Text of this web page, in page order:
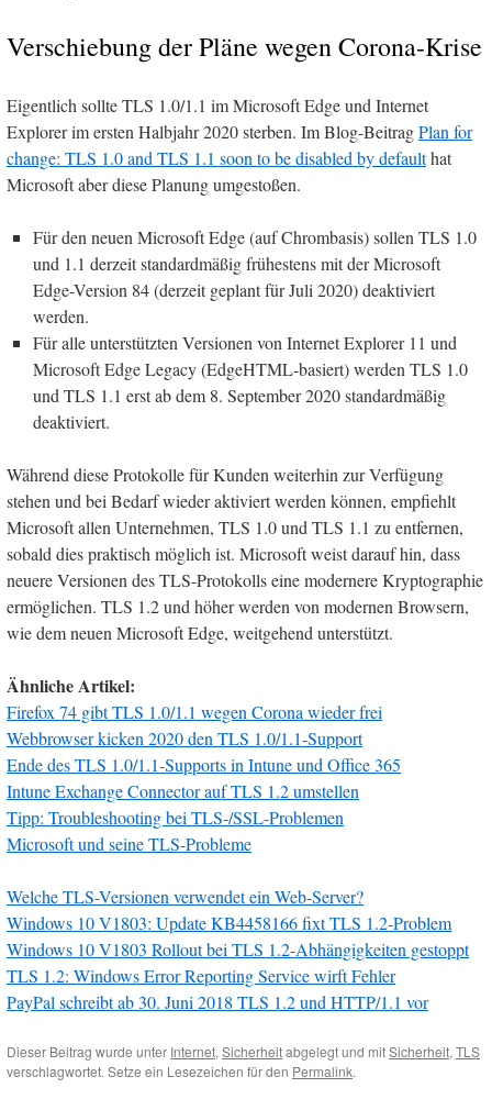
Verschiebung der Pläne wegen Corona-Krise
Eigentlich sollte TLS 1.0/1.1 im Microsoft Edge und Internet
Explorer im ersten Halbjahr 2020 sterben. Im Blog-BeitragPlan for
change: TLS 1.0 and TLS 1.1 soon to be disabled by defaulthat
Microsoft aber diese Planung umgestoßen.
Für den neuen Microsoft Edge (auf Chrombasis) sollen TLS 1.0
und 1.1 derzeit standardmäßig frühestens mit der Microsoft
Edge-Version 84 (derzeit geplant für Juli 2020) deaktiviert
werden.
Für alle unterstützten Versionen von Internet Explorer 11 und
Microsoft Edge Legacy (EdgeHTML-basiert) werden TLS 1.0
und TLS 1.1 erst ab dem 8. September 2020 standardmäßig
deaktiviert.
Während diese Protokolle für Kunden weiterhin zur Verfügung
stehen und bei Bedarf wieder aktiviert werden können, empfiehlt
Microsoft allen Unternehmen, TLS 1.0 und TLS 1.1 zu entfernen,
sobald dies praktisch möglich ist. Microsoft weist darauf hin, dass
neuere Versionen des TLS-Protokolls eine modernere Kryptographie
ermöglichen. TLS 1.2 und höher werden von modernen Browsern,
wie dem neuen Microsoft Edge, weitgehend unterstützt.
Ähnliche Artikel:
Firefox 74 gibt TLS 1.0/1.1 wegen Corona wieder frei
Webbrowser kicken 2020 den TLS 1.0/1.1-Support
Ende des TLS 1.0/1.1-Supports in Intune und Office 365
Intune Exchange Connector auf TLS 1.2 umstellen
Tipp: Troubleshooting bei TLS-/SSL-Problemen
Microsoft und seine TLS-Probleme
Welche TLS-Versionen verwendet ein Web-Server?
Windows 10 V1803: Update KB4458166 fixt TLS 1.2-Problem
Windows 10 V1803 Rollout bei TLS 1.2-Abhängigkeiten gestoppt
TLS 1.2: Windows Error Reporting Service wirft Fehler
PayPal schreibt ab 30. Juni 2018 TLS 1.2 und HTTP/1.1 vor
Dieser Beitrag wurde unter Internet, Sicherheitabgelegt und mitSicherheit, TLS
verschlagwortet. Setze ein Lesezeichen für den Permalink.